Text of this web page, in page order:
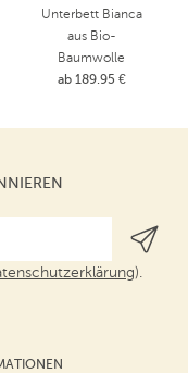
Unterbett Bianca
aus Bio-
Baumwolle
ab 189.95 €
).